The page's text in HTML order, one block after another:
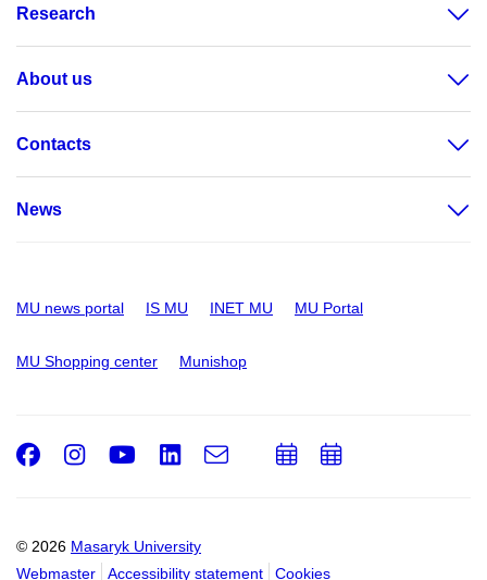
Research
About us
Contacts
News
MU news portal IS MU INET MU MU Portal
MU Shopping center Munishop
© 2026 Masaryk University
Webmaster
Accessibility statement Cookies
Facebook
Instagram
Youtube
LinkedIn
e-
AddAdd